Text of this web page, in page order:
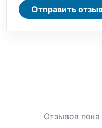
Отправить
Отзывов